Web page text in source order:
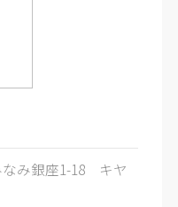
み銀座1-18 キヤ